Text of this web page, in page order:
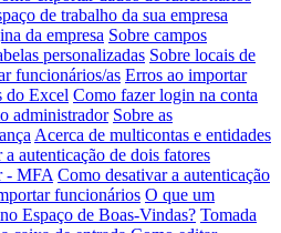
de trabalho da sua empresa
da empresa Sobre campos
personalizadas Sobre locais de
funcionários/as Erros ao importar
do Excel Como fazer login na conta
administrador Sobre as
Acerca de multicontas e entidades
autenticação de dois fatores
- MFA Como desativar a autenticação
funcionários O que um
Espaço de Boas-Vindas? Tomada